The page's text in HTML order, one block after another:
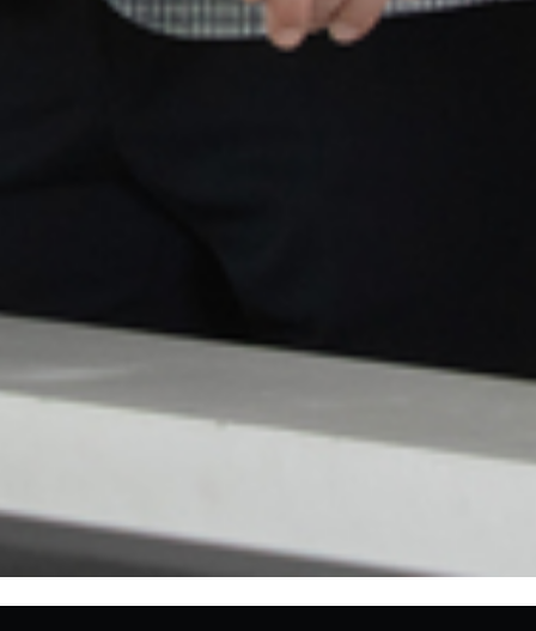
Immobiliensuche in
Umgebung